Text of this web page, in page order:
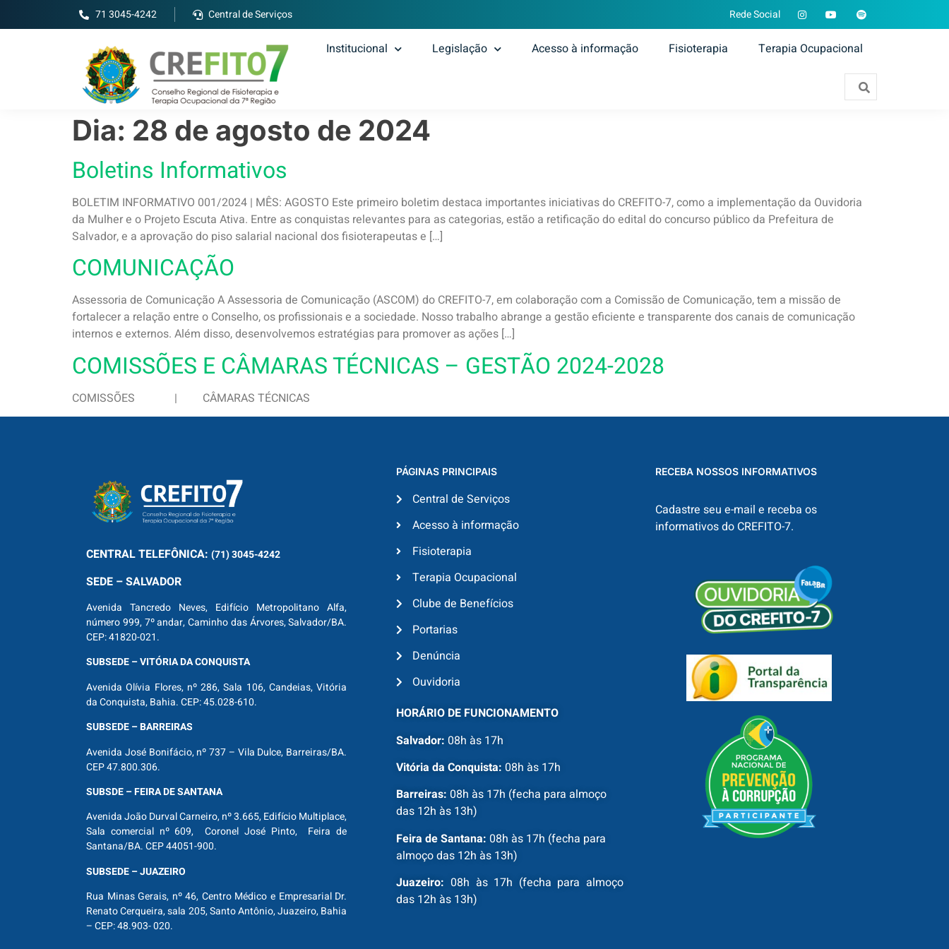
71 3045-4242 Central de Serviços Rede Social
Institucional Legislação Acesso à informação Fisioterapia Terapia Ocupacional
Dia: 28 de agosto de 2024
Boletins Informativos
BOLETIM INFORMATIVO 001/2024 | MÊS: AGOSTO Este primeiro boletim destaca importantes iniciativas do CREFITO-7, como a implementação da Ouvidoria
da Mulher e o Projeto Escuta Ativa. Entre as conquistas relevantes para as categorias, estão a retificação do edital do concurso público da Prefeitura de
Salvador, e a aprovação do piso salarial nacional dos fisioterapeutas e […]
COMUNICAÇÃO
Assessoria de Comunicação A Assessoria de Comunicação (ASCOM) do CREFITO-7, em colaboração com a Comissão de Comunicação, tem a missão de
fortalecer a relação entre o Conselho, os profissionais e a sociedade. Nosso trabalho abrange a gestão eficiente e transparente dos canais de comunicação
internos e externos. Além disso, desenvolvemos estratégias para promover as ações […]
COMISSÕES E CÂMARAS TÉCNICAS – GESTÃO 2024-2028
COMISSÕES | CÂMARAS TÉCNICAS
CENTRALTELEFÔNICA: (71) 3045-4242
SEDE – SALVADOR
Avenida Tancredo Neves, Edifício Metropolitano Alfa,
número 999, 7º andar, Caminho das Árvores, Salvador/BA.
CEP: 41820-021.
SUBSEDE – VITÓRIA DA CONQUISTA
Avenida Olívia Flores, nº 286, Sala 106, Candeias, Vitória
da Conquista, Bahia. CEP: 45.028-610.
SUBSEDE – BARREIRAS
Avenida José Bonifácio, nº 737 – Vila Dulce, Barreiras/BA.
CEP 47.800.306.
SUBSDE – FEIRA DE SANTANA
Avenida João Durval Carneiro, nº 3.665, Edifício Multiplace,
Sala comercial nº 609, Coronel José Pinto, Feira de
Santana/BA. CEP 44051-900.
SUBSEDE – JUAZEIRO
Rua Minas Gerais, nº 46, Centro Médico e Empresarial Dr.
Renato Cerqueira, sala 205, Santo Antônio, Juazeiro, Bahia
– CEP: 48.903- 020.
PÁGINAS PRINCIPAIS
Central de Serviços
Acesso à informação
Fisioterapia
Terapia Ocupacional
Clube de Benefícios
Portarias
Denúncia
Ouvidoria
HORÁRIO DE FUNCIONAMENTO
Salvador: 08h às 17h
Vitória da Conquista: 08h às 17h
Barreiras: 08h às 17h (fecha para almoço
das 12h às 13h)
Feira de Santana: 08h às 17h (fecha para
almoço das 12h às 13h)
Juazeiro: 08h às 17h (fecha para almoço
das 12h às 13h)
RECEBA NOSSOS INFORMATIVOS
Cadastre seu e-mail e receba os
informativos do CREFITO-7.